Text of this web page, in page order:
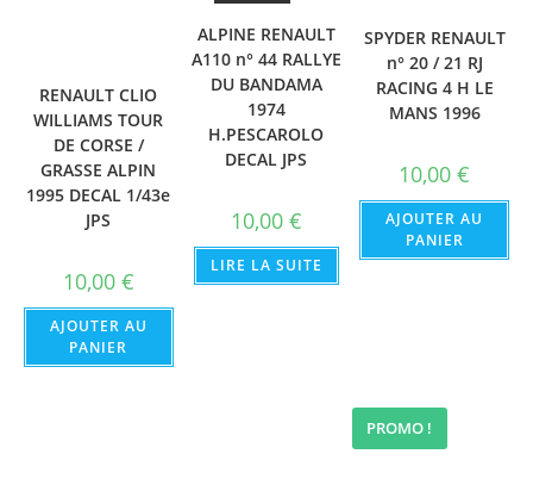
RENAULT CLIO
WILLIAMS TOUR
DE CORSE /
GRASSE ALPIN
1995 DECAL 1/43e
JPS
10,00 €
AJOUTER AU
PANIER
ALPINE RENAULT
A110 n° 44 RALLYE
DU BANDAMA
1974
H.PESCAROLO
DECAL JPS
10,00 €
LIRE LA SUITE
SPYDER RENAULT
n° 20 / 21 RJ
RACING 4 H LE
MANS 1996
10,00€
AJOUTER AU
PANIER
PROMO !
PROMO !